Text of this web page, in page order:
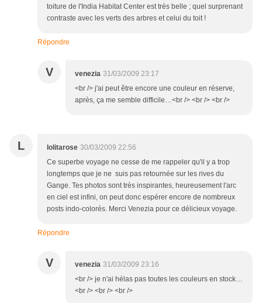
toiture de l'India Habitat Center est très belle ; quel surprenant
contraste avec les verts des arbres et celui du toit !
Répondre
V venezia 31/03/2009 23:17
<br /> j'ai peut être encore une couleur en réserve,
après, ça me semble difficile…<br /> <br /> <br />
L lolitarose 30/03/2009 22:56
Ce superbe voyage ne cesse de me rappeler qu'il y a trop
longtemps que je ne suis pas retournée sur les rives du
Gange. Tes photos sont très inspirantes, heureusement l'arc
en ciel est infini, on peut donc espérer encore de nombreux
posts indo-colorés. Merci Venezia pour ce délicieux voyage.
Répondre
V venezia 31/03/2009 23:16
<br /> je n'ai hélas pas toutes les couleurs en stock…
<br /> <br /> <br />